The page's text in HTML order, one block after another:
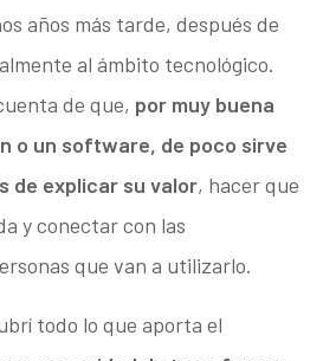
años más tarde, después de
al ámbito tecnológico.
de que, por muy buena
o un software, de poco sirve
de explicar su valor, hacer que
y conectar con las
que van a utilizarlo.
todo lo que aporta el